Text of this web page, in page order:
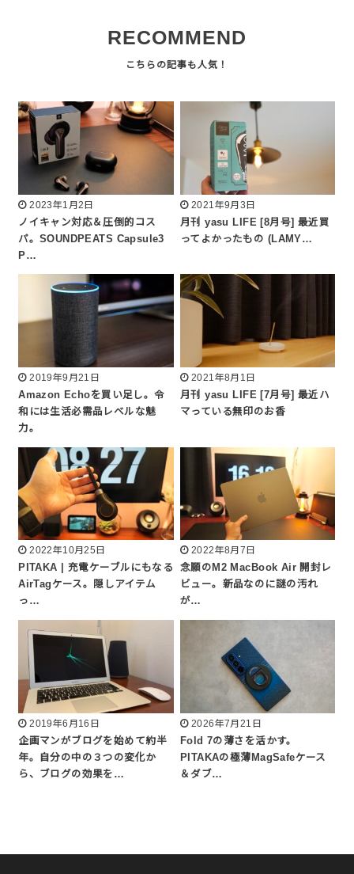
RECOMMEND
2023年1月2日
ノイキャン対応＆圧倒的コス
パ。SOUNDPEATS Capsule3
P…
2021年9月3日
月刊 yasu LIFE [8月号] 最近買
ってよかったもの (LAMY…
2019年9月21日
Amazon Echoを買い足し。令
和には生活必需品レベルな魅
力。
2021年8月1日
月刊 yasu LIFE [7月号] 最近ハ
マっている無印のお香
2022年10月25日
PITAKA | 充電ケーブルにもなる
AirTagケース。隠しアイテム
っ…
2022年8月7日
念願のM2 MacBook Air 開封レ
ビュー。新品なのに謎の汚れ
が…
2019年6月16日
企画マンがブログを始めて約半
年。自分の中の３つの変化か
ら、ブログの効果を…
2026年7月21日
Fold 7の薄さを活かす。
PITAKAの極薄MagSafeケース
＆ダブ…